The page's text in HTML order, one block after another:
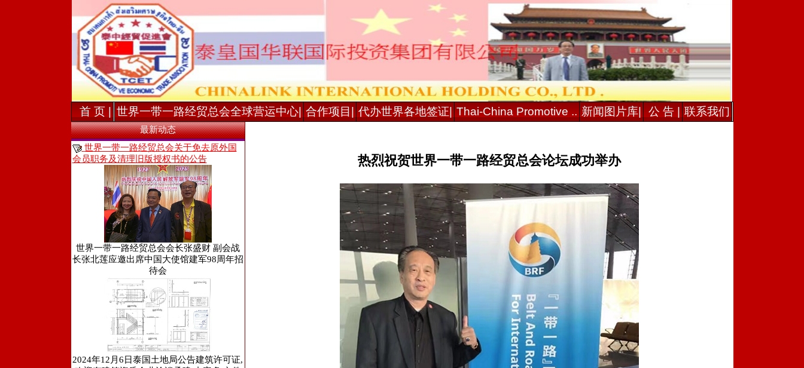
首 页 | 世界一带一路经贸总会全球营运中心| 合作项目| 代办世界各地签证| Thai-China Promotive .. 新闻图片库| 公 告 | 联系我们
最新动态
世界一带一路经贸总会关于免去原外国
会员职务及清理旧版授权书的公告
世界一带一路经贸总会会长张盛财 副会战
长张北莲应邀出席中国大使馆建军98周年招
待会
2024年12月6日泰国土地局公告建筑许可证,
热烈祝贺世界一带一路经贸总会论坛成功举办